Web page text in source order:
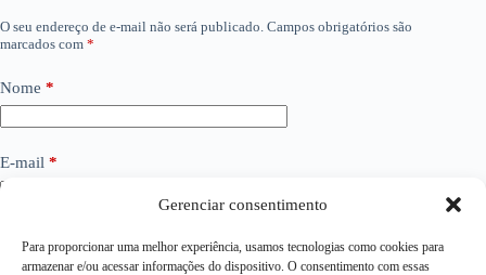
Gerenciar consentimento
Para proporcionar uma melhor experiência, usamos tecnologias como cookies para
armazenar e/ou acessar informações do dispositivo. O consentimento com essas
O seu endereço de e-mail não será publicado. Campos obrigatórios são
marcados com *
Nome *
E-mail *
Site